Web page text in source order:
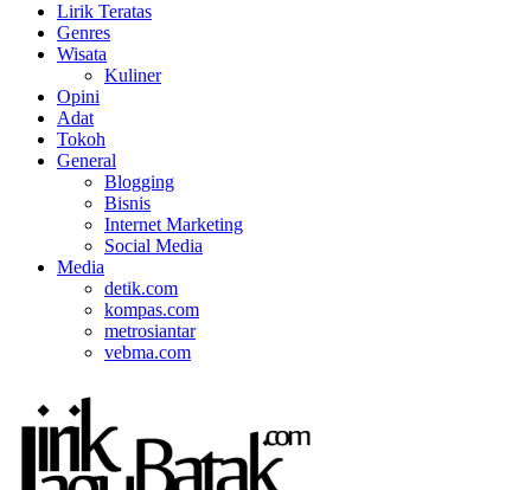
Lirik Teratas
Genres
Wisata
Kuliner
Opini
Adat
Tokoh
General
Blogging
Bisnis
Internet Marketing
Social Media
Media
detik.com
kompas.com
metrosiantar
vebma.com